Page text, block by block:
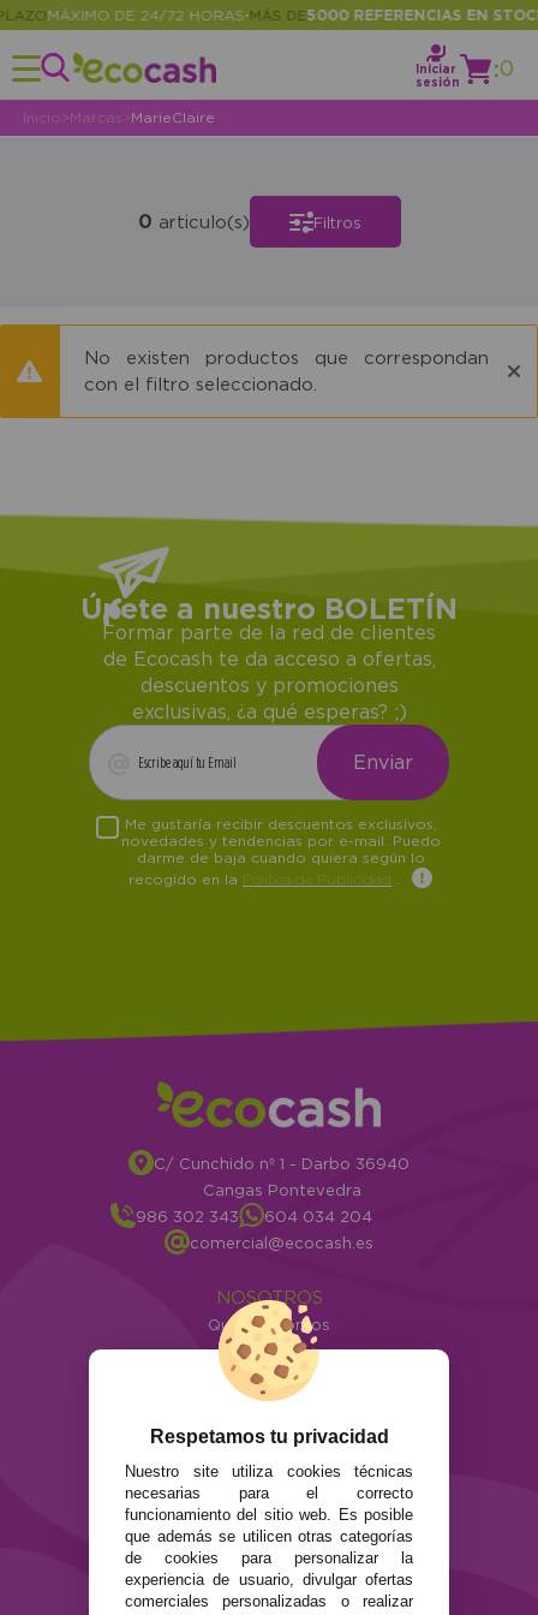
MÁXIMO DE 24/72 HORAS•MÁS DE 5000 REFERENCIAS EN STOCK
Iniciar
sesión
:0
Inicio>Marcas >MarieClaire
0 articulo(s) Filtros
No existen productos que correspondan
con el filtro seleccionado.
Únete a nuestro BOLETÍN
Formar parte de la red de clientes
de Ecocash te da acceso a ofertas,
descuentos y promociones
exclusivas, ¿a qué esperas? ;)
Me gustaría recibir descuentos exclusivos,
novedades y tendencias por e-mail. Puedo
darme de baja cuando quiera según lo
recogido en la Política de Publicidad
C/ Cunchido nº 1 - Darbo 36940
Cangas Pontevedra
986 302 343
604 034 204
comercial@ecocash.es
NOSOTROS
Quiénes somos
Info
ATENCIÓN AL CLIENTE
Envíos y devoluciones
Preguntas Frecuentes
Contacto
SEGURIDAD Y PRIVACIDAD
Términos y condiciones de uso
Respetamos tu privacidad
Nuestro site utiliza cookies técnicas
necesarias para el correcto
funcionamiento del sitio web. Es posible
que además se utilicen otras categorías
de cookies para personalizar la
experiencia de usuario, divulgar ofertas
comerciales personalizadas o realizar